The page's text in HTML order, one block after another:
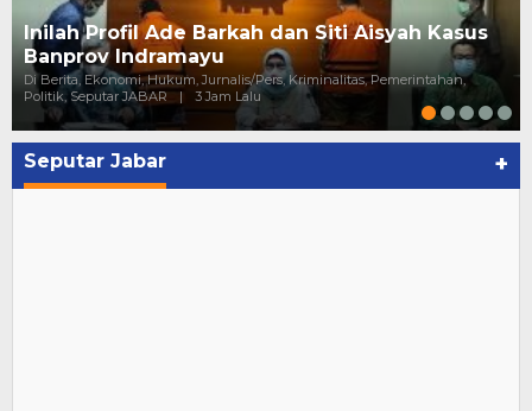
Inilah Profil Ade Barkah dan Siti Aisyah Kasus
Banprov Indramayu
Di Berita, Ekonomi, Hukum, Jurnalis/pers, Kriminalitas, Pemerintahan,
Politik, Seputar JABAR
| 3 Jam Lalu
Seputar Jabar +